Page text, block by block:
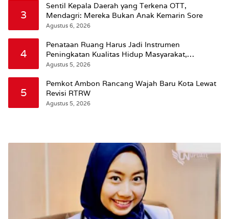
3
Sentil Kepala Daerah yang Terkena OTT,
Mendagri: Mereka Bukan Anak Kemarin Sore
Agustus 6, 2026
4
Penataan Ruang Harus Jadi Instrumen
Peningkatan Kualitas Hidup Masyarakat,
Wattimena: Revisi RT-RW Ditetapkan Pemkot
Agustus 5, 2026
5
Pemkot Ambon Rancang Wajah Baru Kota Lewat
Revisi RTRW
Agustus 5, 2026